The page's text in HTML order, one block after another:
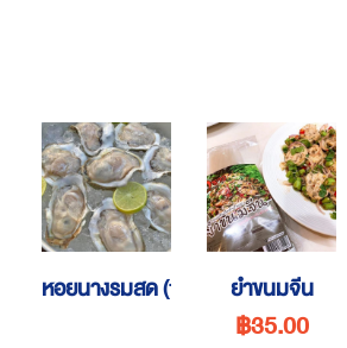
หอยนางรมสด (10 ตัว) ยำขนมจีน
฿35.00